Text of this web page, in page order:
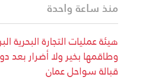
منذ ساعة واحدة
هيئة عمليات التجارة البحرية
وطاقمها بخير ولا أضرار بعد
قبالة سواحل عمان